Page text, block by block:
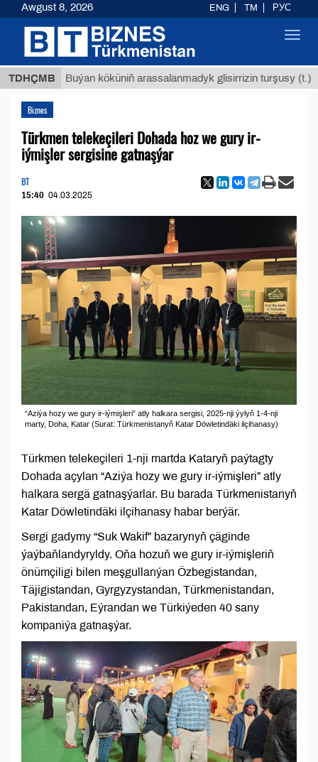
TDHÇMB
Buýan köküniň arassalanmadyk glisirrizin turşusy (t.)
Biznes
Türkmen telekeçileri Dohada hoz we gury ir-
iýmişler sergisine gatnaşýar
BT
15:40 04.03.2025
“Aziýa hozy we gury ir-iýmişleri” atly halkara sergisi, 2025-nji ýylyň 1-4-nji
marty, Doha, Katar (Surat: Türkmenistanyň Katar Döwletindäki ilçihanasy)
Türkmen telekeçileri 1-nji martda Kataryň paýtagty
Dohada açylan “Aziýa hozy we gury ir-iýmişleri” atly
halkara sergä gatnaşýarlar. Bu barada Türkmenistanyň
Katar Döwletindäki ilçihanasy habar berýär.
Sergi gadymy “Suk Wakif” bazarynyň çäginde
ýaýbaňlandyryldy. Oňa hozuň we gury ir-iýmişleriň
önümçiligi bilen meşgullanýan Özbegistandan,
Täjigistandan, Gyrgyzystandan, Türkmenistandan,
Pakistandan, Eýrandan we Türkiýeden 40 sany
kompaniýa gatnaşýar.
Awgust 8, 2026 ENG TM РУС